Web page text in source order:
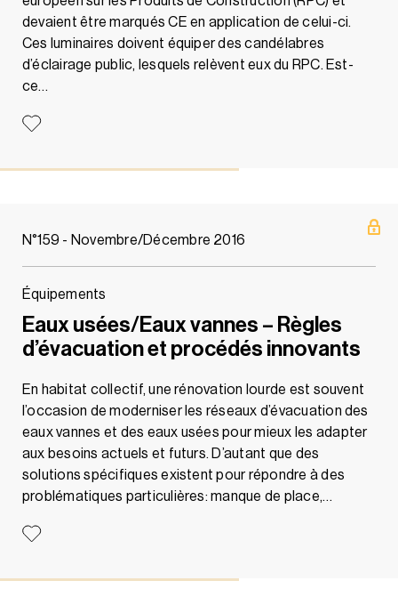
devaient être marqués CE en application de celui-ci.
Ces luminaires doivent équiper des candélabres
d’éclairage public, lesquels relèvent eux du RPC. Est-
ce…
N°159 - Novembre/Décembre 2016
Équipements
Eaux usées/Eaux vannes – Règles
d’évacuation et procédés innovants
En habitat collectif, une rénovation lourde est souvent
l’occasion de moderniser les réseaux d’évacuation des
eaux vannes et des eaux usées pour mieux les adapter
aux besoins actuels et futurs. D’autant que des
solutions spécifiques existent pour répondre à des
problématiques particulières: manque de place,…